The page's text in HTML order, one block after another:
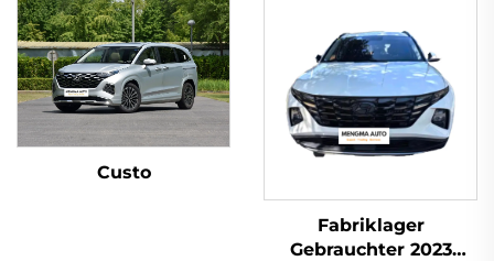
Custo
Fabriklager
Gebrauchter 2023